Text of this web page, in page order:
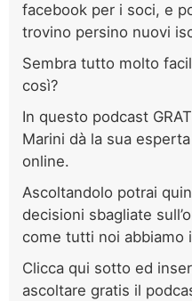
facebook per i soci, e
trovino persino nuovi
Sembra tutto molto
così?
In questo podcast
Marini dà la sua
online.
Ascoltandolo potrai
decisioni sbagliate
come tutti noi abbiamo
Clicca qui sotto ed
ascoltare gratis il